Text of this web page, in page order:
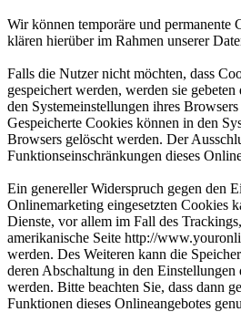
Wir können temporäre und permanente
klären hierüber im Rahmen unserer
Falls die Nutzer nicht möchten, dass
gespeichert werden, werden sie
den Systemeinstellungen ihres
Gespeicherte Cookies können in den
Browsers gelöscht werden. Der
Funktionseinschränkungen dieses
Ein genereller Widerspruch gegen den
Onlinemarketing eingesetzten Cookies
Dienste, vor allem im Fall des
amerikanische Seite http://
werden. Des Weiteren kann die
deren Abschaltung in den Einstellungen
werden. Bitte beachten Sie, dass dann
Funktionen dieses Onlineangebotes